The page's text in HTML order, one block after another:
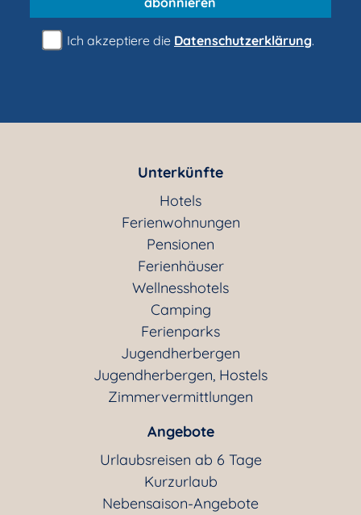
Ich akzeptiere die Datenschutzerklärung.
Unterkünfte
Hotels
Ferienwohnungen
Pensionen
Ferienhäuser
Wellnesshotels
Camping
Ferienparks
Jugendherbergen
Jugendherbergen, Hostels
Zimmervermittlungen
Angebote
Urlaubsreisen ab 6 Tage
Kurzurlaub
Nebensaison-Angebote